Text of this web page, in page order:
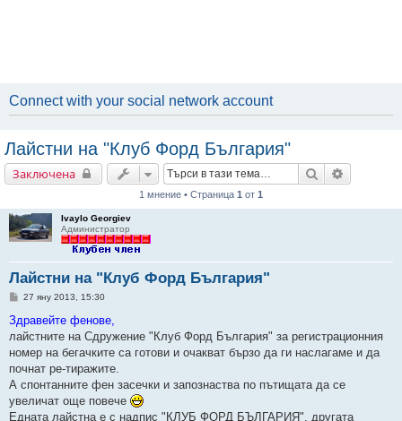
Connect with your social network account
Лайстни на "Клуб Форд България"
Заключена Търсене
1 мнение • Страница 1 от 1
Ivaylo Georgiev
Администратор
Лайстни на "Клуб Форд България"
М
е
н
и
е
27 яну 2013, 15:30
Здравейте фенове,
лайстните на Сдружение "Клуб Форд България" за регистрационния
номер на бегачките са готови и очакват бързо да ги наслагаме и да
почнат ре-тиражите.
А спонтанните фен засечки и запознаства по пътищата да се
увеличат още повече
Едната лайстна е с надпис "КЛУБ ФОРД БЪЛГАРИЯ", другата